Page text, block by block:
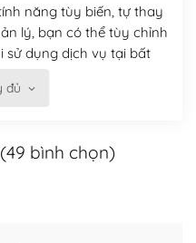
năng tùy biến, tự thay
lý, bạn có thể tùy chỉnh
sử dụng dịch vụ tại bất
đủ
bình chọn)